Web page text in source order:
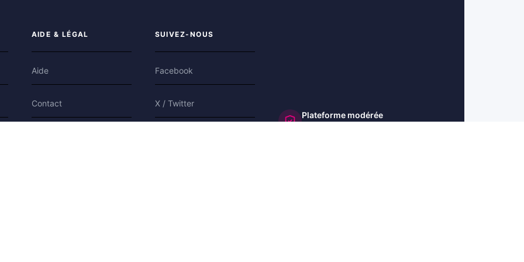
AIDE & LÉGAL
Aide
Contact
SUIVEZ-NOUS
Facebook
X / Twitter
Plateforme modérée